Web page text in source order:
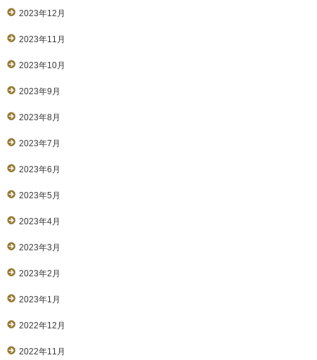
2023年12月
2023年11月
2023年10月
2023年9月
2023年8月
2023年7月
2023年6月
2023年5月
2023年4月
2023年3月
2023年2月
2023年1月
2022年12月
2022年11月